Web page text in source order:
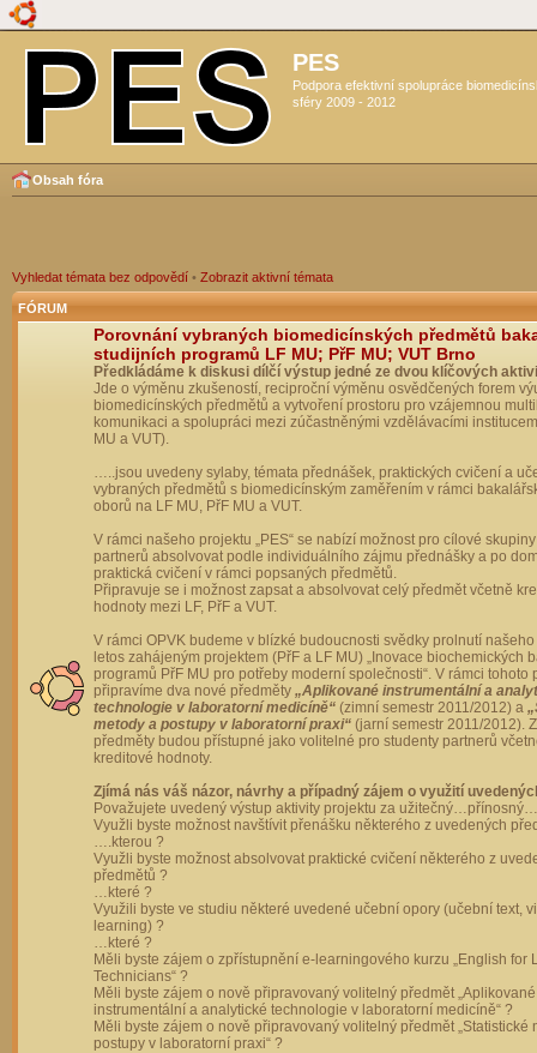
PES
Podpora efektivní spolupráce
sféry 2009 - 2012
Obsah fóra
Vyhledat témata bez odpovědí • Zobrazit aktivní témata
FÓRUM
Porovnání vybraných biomedicínských předmětů
studijních programů LF MU; PřF MU; VUT Brno
Předkládáme k diskusi dílčí výstup jedné ze dvou klíčových
Jde o výměnu zkušeností, reciproční výměnu osvědčených forem
biomedicínských předmětů a vytvoření prostoru pro vzájemnou
komunikaci a spolupráci mezi zúčastněnými vzdělávacími
MU a VUT).
…..jsou uvedeny sylaby, témata přednášek, praktických cvičení a
vybraných předmětů s biomedicínským zaměřením v rámci
oborů na LF MU, PřF MU a VUT.
V rámci našeho projektu „PES“ se nabízí možnost pro cílové
partnerů absolvovat podle individuálního zájmu přednášky a po
praktická cvičení v rámci popsaných předmětů.
Připravuje se i možnost zapsat a absolvovat celý předmět včetně
hodnoty mezi LF, PřF a VUT.
V rámci OPVK budeme v blízké budoucnosti svědky prolnutí
letos zahájeným projektem (PřF a LF MU) „Inovace biochemických
programů PřF MU pro potřeby moderní společnosti“. V rámci tohoto
připravíme dva nové předměty „Aplikované instrumentální a
technologie v laboratorní medicíně“ (zimní semestr 2011/2012) a
metody a postupy v laboratorní praxi“ (jarní semestr 2011/2012).
předměty budou přístupné jako volitelné pro studenty partnerů
kreditové hodnoty.
Zjímá nás váš názor, návrhy a případný zájem o využití
Považujete uvedený výstup aktivity projektu za
Využli byste možnost navštívit přenášku některého z uvedených
….kterou ?
Využli byste možnost absolvovat praktické cvičení některého z
předmětů ?
…které ?
Využili byste ve studiu některé uvedené učební opory (učební text,
learning) ?
…které ?
Měli byste zájem o zpřístupnění e-learningového kurzu „English for
Technicians“ ?
Měli byste zájem o nově připravovaný volitelný předmět „Aplikované
instrumentální a analytické technologie v laboratorní medicíně“ ?
Měli byste zájem o nově připravovaný volitelný předmět „Statistické
postupy v laboratorní praxi“ ?